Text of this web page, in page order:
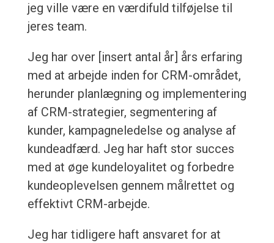
jeg ville være en værdifuld tilføjelse til
jeres team.
Jeg har over [insert antal år] års erfaring
med at arbejde inden for CRM-området,
herunder planlægning og implementering
af CRM-strategier, segmentering af
kunder, kampagneledelse og analyse af
kundeadfærd. Jeg har haft stor succes
med at øge kundeloyalitet og forbedre
kundeoplevelsen gennem målrettet og
effektivt CRM-arbejde.
Jeg har tidligere haft ansvaret for at